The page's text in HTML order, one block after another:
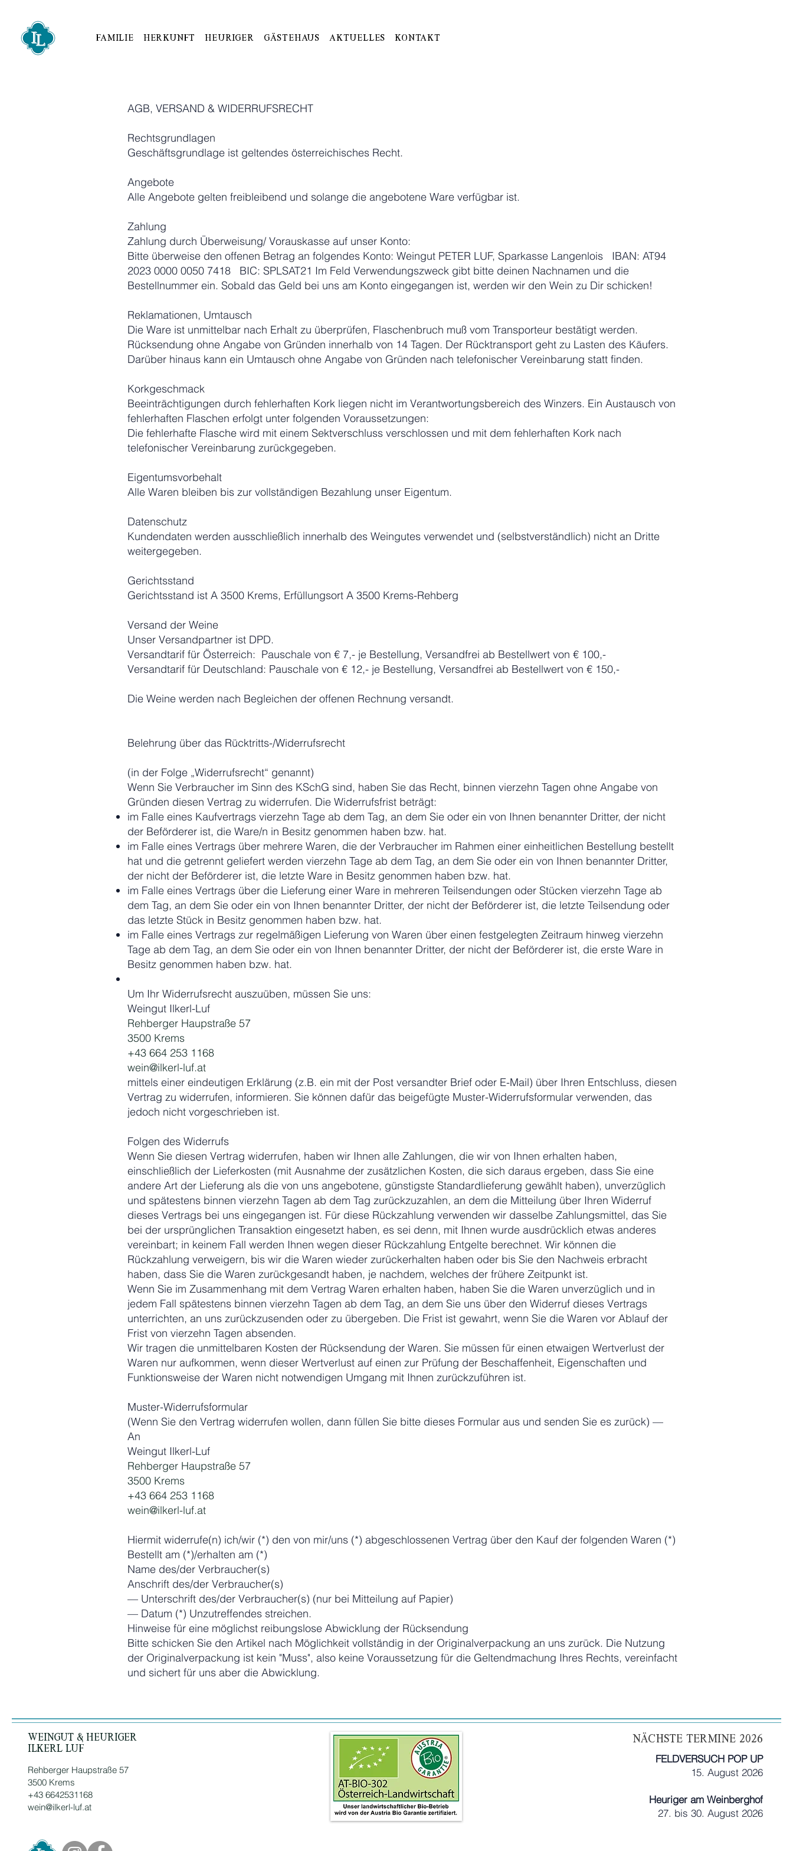
Familie Herkunft Heuriger Gästehaus Aktuelles Kontakt
AGB, VERSAND & WIDERRUFSRECHT
Rechtsgrundlagen
Geschäftsgrundlage ist geltendes österreichisches Recht.
Angebote
Alle Angebote gelten freibleibend und solange die angebotene Ware verfügbar ist.
Zahlung
Zahlung durch Überweisung/ Vorauskasse auf unser Konto:
Bitte überweise den offenen Betrag an folgendes Konto: Weingut PETER LUF, Sparkasse Langenlois IBAN: AT94
2023 0000 0050 7418 BIC: SPLSAT21 Im Feld Verwendungszweck gibt bitte deinen Nachnamen und die
Bestellnummer ein. Sobald das Geld bei uns am Konto eingegangen ist, werden wir den Wein zu Dir schicken!
Reklamationen, Umtausch
Die Ware ist unmittelbar nach Erhalt zu überprüfen, Flaschenbruch muß vom Transporteur bestätigt werden.
Rücksendung ohne Angabe von Gründen innerhalb von 14 Tagen. Der Rücktransport geht zu Lasten des Käufers.
Darüber hinaus kann ein Umtausch ohne Angabe von Gründen nach telefonischer Vereinbarung statt finden.
Korkgeschmack
Beeinträchtigungen durch fehlerhaften Kork liegen nicht im Verantwortungsbereich des Winzers. Ein Austausch von
fehlerhaften Flaschen erfolgt unter folgenden Voraussetzungen:
Die fehlerhafte Flasche wird mit einem Sektverschluss verschlossen und mit dem fehlerhaften Kork nach
telefonischer Vereinbarung zurückgegeben.
Eigentumsvorbehalt
Alle Waren bleiben bis zur vollständigen Bezahlung unser Eigentum.
Datenschutz
Kundendaten werden ausschließlich innerhalb des Weingutes verwendet und (selbstverständlich) nicht an Dritte
weitergegeben.
Gerichtsstand
Gerichtsstand ist A 3500 Krems, Erfüllungsort A 3500 Krems-Rehberg
Versand der Weine
Unser Versandpartner ist DPD.
Versandtarif für Österreich: Pauschale von € 7,- je Bestellung, Versandfrei ab Bestellwert von € 100,-
Versandtarif für Deutschland: Pauschale von € 12,- je Bestellung, Versandfrei ab Bestellwert von € 150,-
Die Weine werden nach Begleichen der offenen Rechnung versandt.
Belehrung über das Rücktritts-/Widerrufsrecht
(in der Folge „Widerrufsrecht“ genannt)
Wenn Sie Verbraucher im Sinn des KSchG sind, haben Sie das Recht, binnen vierzehn Tagen ohne Angabe von
Gründen diesen Vertrag zu widerrufen. Die Widerrufsfrist beträgt:
im Falle eines Kaufvertrags vierzehn Tage ab dem Tag, an dem Sie oder ein von Ihnen benannter Dritter, der nicht
der Beförderer ist, die Ware/n in Besitz genommen haben bzw. hat.
im Falle eines Vertrags über mehrere Waren, die der Verbraucher im Rahmen einer einheitlichen Bestellung bestellt
hat und die getrennt geliefert werden vierzehn Tage ab dem Tag, an dem Sie oder ein von Ihnen benannter Dritter,
der nicht der Beförderer ist, die letzte Ware in Besitz genommen haben bzw. hat.
im Falle eines Vertrags über die Lieferung einer Ware in mehreren Teilsendungen oder Stücken vierzehn Tage ab
dem Tag, an dem Sie oder ein von Ihnen benannter Dritter, der nicht der Beförderer ist, die letzte Teilsendung oder
das letzte Stück in Besitz genommen haben bzw. hat.
im Falle eines Vertrags zur regelmäßigen Lieferung von Waren über einen festgelegten Zeitraum hinweg vierzehn
Tage ab dem Tag, an dem Sie oder ein von Ihnen benannter Dritter, der nicht der Beförderer ist, die erste Ware in
Besitz genommen haben bzw. hat.
Um Ihr Widerrufsrecht auszuüben, müssen Sie uns:
Weingut Ilkerl-Luf
Rehberger Haupstraße 57
3500 Krems
+43 664 253 1168
wein@ilkerl-luf.at
mittels einer eindeutigen Erklärung (z.B. ein mit der Post versandter Brief oder E-Mail) über Ihren Entschluss, diesen
Vertrag zu widerrufen, informieren. Sie können dafür das beigefügte Muster-Widerrufsformular verwenden, das
jedoch nicht vorgeschrieben ist.
Folgen des Widerrufs
Wenn Sie diesen Vertrag widerrufen, haben wir Ihnen alle Zahlungen, die wir von Ihnen erhalten haben,
einschließlich der Lieferkosten (mit Ausnahme der zusätzlichen Kosten, die sich daraus ergeben, dass Sie eine
andere Art der Lieferung als die von uns angebotene, günstigste Standardlieferung gewählt haben), unverzüglich
und spätestens binnen vierzehn Tagen ab dem Tag zurückzuzahlen, an dem die Mitteilung über Ihren Widerruf
dieses Vertrags bei uns eingegangen ist. Für diese Rückzahlung verwenden wir dasselbe Zahlungsmittel, das Sie
bei der ursprünglichen Transaktion eingesetzt haben, es sei denn, mit Ihnen wurde ausdrücklich etwas anderes
vereinbart; in keinem Fall werden Ihnen wegen dieser Rückzahlung Entgelte berechnet. Wir können die
Rückzahlung verweigern, bis wir die Waren wieder zurückerhalten haben oder bis Sie den Nachweis erbracht
haben, dass Sie die Waren zurückgesandt haben, je nachdem, welches der frühere Zeitpunkt ist.
Wenn Sie im Zusammenhang mit dem Vertrag Waren erhalten haben, haben Sie die Waren unverzüglich und in
jedem Fall spätestens binnen vierzehn Tagen ab dem Tag, an dem Sie uns über den Widerruf dieses Vertrags
unterrichten, an uns zurückzusenden oder zu übergeben. Die Frist ist gewahrt, wenn Sie die Waren vor Ablauf der
Frist von vierzehn Tagen absenden.
Wir tragen die unmittelbaren Kosten der Rücksendung der Waren. Sie müssen für einen etwaigen Wertverlust der
Waren nur aufkommen, wenn dieser Wertverlust auf einen zur Prüfung der Beschaffenheit, Eigenschaften und
Funktionsweise der Waren nicht notwendigen Umgang mit Ihnen zurückzuführen ist.
Muster-Widerrufsformular
(Wenn Sie den Vertrag widerrufen wollen, dann füllen Sie bitte dieses Formular aus und senden Sie es zurück) —
An
Weingut Ilkerl-Luf
Rehberger Haupstraße 57
3500 Krems
+43 664 253 1168
wein@ilkerl-luf.at
Hiermit widerrufe(n) ich/wir (*) den von mir/uns (*) abgeschlossenen Vertrag über den Kauf der folgenden Waren (*)
Bestellt am (*)/erhalten am (*)
Name des/der Verbraucher(s)
Anschrift des/der Verbraucher(s)
— Unterschrift des/der Verbraucher(s) (nur bei Mitteilung auf Papier)
— Datum (*) Unzutreffendes streichen.
Hinweise für eine möglichst reibungslose Abwicklung der Rücksendung
Bitte schicken Sie den Artikel nach Möglichkeit vollständig in der Originalverpackung an uns zurück. Die Nutzung
der Originalverpackung ist kein "Muss", also keine Voraussetzung für die Geltendmachung Ihres Rechts, vereinfacht
und sichert für uns aber die Abwicklung.
Weingut & Heuriger
ILKERL LUF
Rehberger Haupstraße 57
3500 Krems
+43 6642531168
wein@ilkerl-luf.at
Nächste termine 2026
FELDVERSUCH POP UP
15. August 2026
Heuriger am Weinberghof
27. bis 30. August 2026